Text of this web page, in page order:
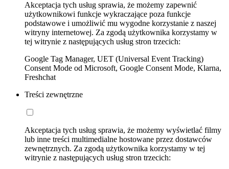
Akceptacja tych usług sprawia, że możemy zapewnić
użytkownikowi funkcje wykraczające poza funkcje
podstawowe i umożliwić mu wygodne korzystanie z naszej
witryny internetowej. Za zgodą użytkownika korzystamy w
tej witrynie z następujących usług stron trzecich:
Google Tag Manager, UET (Universal Event Tracking)
Consent Mode od Microsoft, Google Consent Mode, Klarna,
Freshchat
Treści zewnętrzne
Akceptacja tych usług sprawia, że możemy wyświetlać filmy
lub inne treści multimedialne hostowane przez dostawców
zewnętrznych. Za zgodą użytkownika korzystamy w tej
witrynie z następujących usług stron trzecich: